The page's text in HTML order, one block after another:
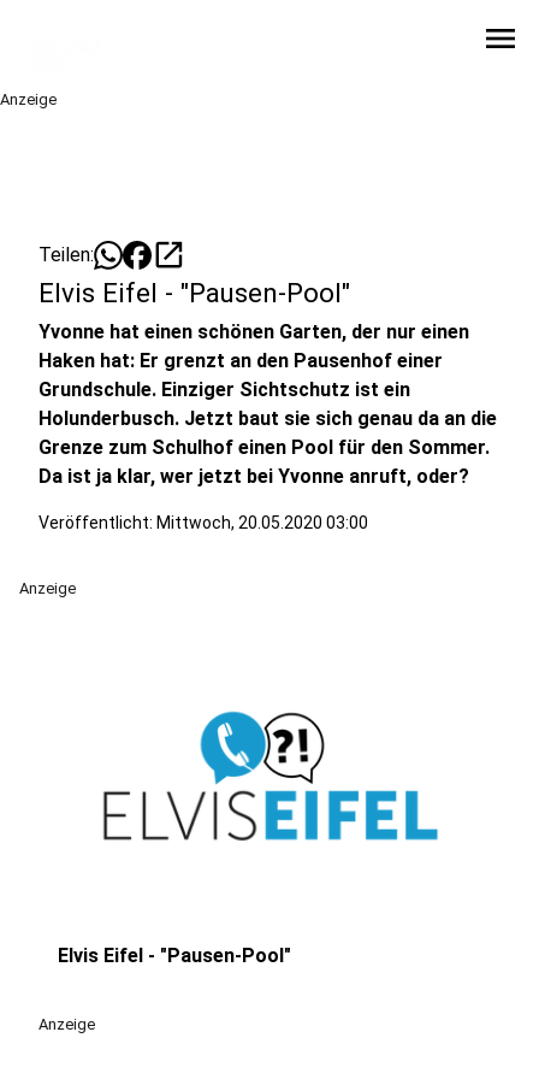
menu
Anzeige
Teilen: open_in_new
Elvis Eifel - "Pausen-Pool"
Yvonne hat einen schönen Garten, der nur einen
Haken hat: Er grenzt an den Pausenhof einer
Grundschule. Einziger Sichtschutz ist ein
Holunderbusch. Jetzt baut sie sich genau da an die
Grenze zum Schulhof einen Pool für den Sommer.
Da ist ja klar, wer jetzt bei Yvonne anruft, oder?
Veröffentlicht: Mittwoch, 20.05.2020 03:00
Anzeige
Elvis Eifel - "Pausen-Pool"
Anzeige